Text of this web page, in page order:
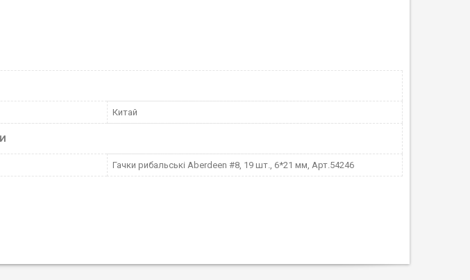
Китай
Гачки рибальські Aberdeen #8, 19 шт., 6*21 мм, Арт.54246